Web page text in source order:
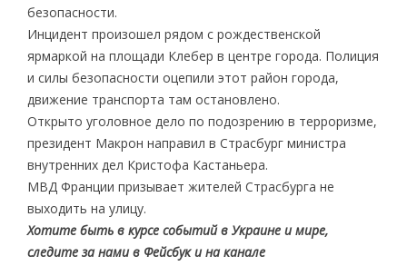
безопасности.
Инцидент произошел рядом с рождественской
ярмаркой на площади Клебер в центре города. Полиция
и силы безопасности оцепили этот район города,
движение транспорта там остановлено.
Открыто уголовное дело по подозрению в терроризме,
президент Макрон направил в Страсбург министра
внутренних дел Кристофа Кастаньера.
МВД Франции призывает жителей Страсбурга не
выходить на улицу.
Хотите быть в курсе событий в Украине и мире,
следите за нами в Фейсбук и на канале